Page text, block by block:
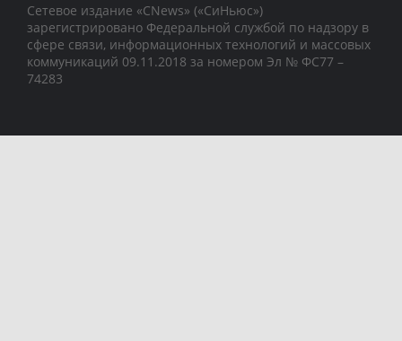
Сетевое издание «CNews» («СиНьюс»)
зарегистрировано Федеральной службой по надзору в
сфере связи, информационных технологий и массовых
коммуникаций 09.11.2018 за номером Эл № ФС77 –
74283